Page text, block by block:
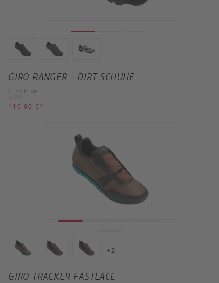
GIRO RANGER - DIRT SCHUHE
Giro Bike
UVP
110,00 € *
+ 2
GIRO TRACKER FASTLACE